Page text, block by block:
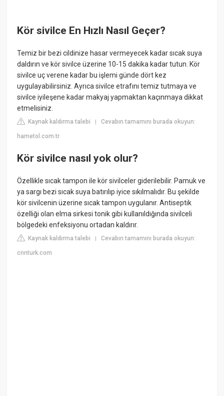
Kör sivilce En Hızlı Nasıl Geçer?
Temiz bir bezi cildinize hasar vermeyecek kadar sıcak suya
daldırın ve kör sivilce üzerine 10-15 dakika kadar tutun. Kör
sivilce uç verene kadar bu işlemi günde dört kez
uygulayabilirsiniz. Ayrıca sivilce etrafını temiz tutmaya ve
sivilce iyileşene kadar makyaj yapmaktan kaçınmaya dikkat
etmelisiniz.
Kaynak kaldırma talebi |Cevabın tamamını burada okuyun:
hametol.com.tr
Kör sivilce nasıl yok olur?
Özellikle sıcak tampon ile kör sivilceler giderilebilir. Pamuk ve
ya sargı bezi sıcak suya batırılıp iyice sıkılmalıdır. Bu şekilde
kör sivilcenin üzerine sıcak tampon uygulanır. Antiseptik
özelliği olan elma sirkesi tonik gibi kullanıldığında sivilceli
bölgedeki enfeksiyonu ortadan kaldırır.
Kaynak kaldırma talebi |Cevabın tamamını burada okuyun:
cnnturk.com